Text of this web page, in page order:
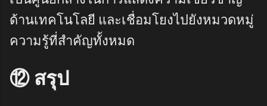
ด้านเทคโนโลยี และเชื่อมโยงไปยังหมวดหมู่
ความรู้ที่สำคัญทั้งหมด
⑫ สรุป